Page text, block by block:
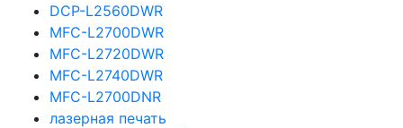
DCP-L2560DWR
MFC-L2700DWR
MFC-L2720DWR
MFC-L2740DWR
MFC-L2700DNR
лазерная печать